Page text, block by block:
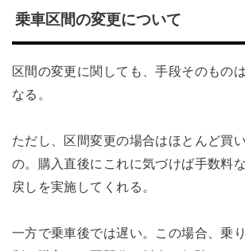
乗車区間の変更について
区間の変更に関しても、手段そのもの
なる。
ただし、区間変更の場合はほとんど買
の。購入直後にこれに気づけば手数料
戻しを実施してくれる。
一方で乗車後では遅い。この場合、乗